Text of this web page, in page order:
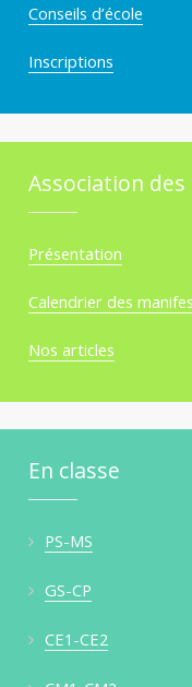
Conseils d’école
Inscriptions
Association des
Présentation
Calendrier des
Nos articles
En classe
PS-MS
GS-CP
CE1-CE2